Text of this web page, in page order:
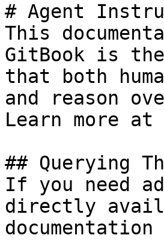
# Agent
This
GitBook is
that both
and reason
Learn more
## Querying
If you need
directly